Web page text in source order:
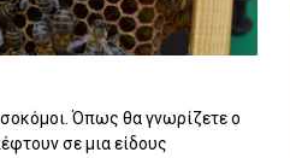
Όπως θα γνωρίζετε ο
σε μια είδους